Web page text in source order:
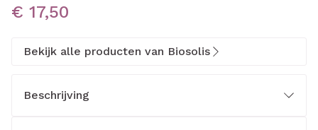
€ 17,50
Bekijk alle producten van Biosolis
Beschrijving